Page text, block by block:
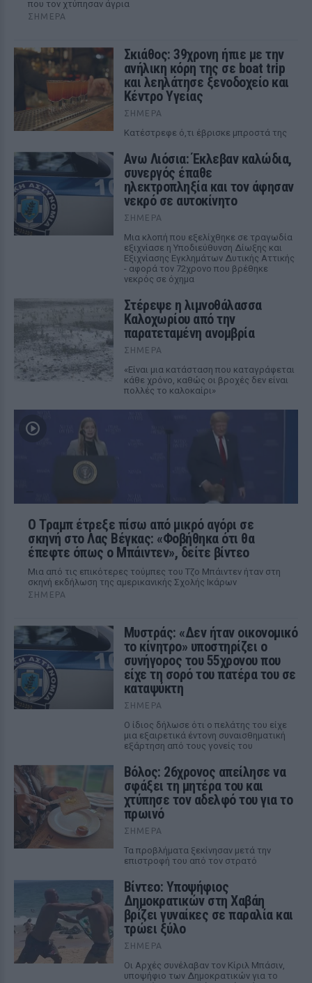
που τον χτύπησαν άγρια
ΣΉΜΕΡΑ
Σκιάθος: 39χρονη ήπιε με την
ανήλικη κόρη της σε boat trip
και λεηλάτησε ξενοδοχείο και
Κέντρο Υγείας
ΣΉΜΕΡΑ
Κατέστρεφε ό,τι έβρισκε μπροστά της
Ανω Λιόσια: Έκλεβαν καλώδια,
συνεργός έπαθε
ηλεκτροπληξία και τον άφησαν
νεκρό σε αυτοκίνητο
ΣΉΜΕΡΑ
Μια κλοπή που εξελίχθηκε σε τραγωδία
εξιχνίασε η Υποδιεύθυνση Δίωξης και
Εξιχνίασης Εγκλημάτων Δυτικής Αττικής
- αφορά τον 72χρονο που βρέθηκε
νεκρός σε όχημα
Στέρεψε η λιμνοθάλασσα
Καλοχωρίου από την
παρατεταμένη ανομβρία
ΣΉΜΕΡΑ
«Είναι μια κατάσταση που καταγράφεται
κάθε χρόνο, καθώς οι βροχές δεν είναι
πολλές το καλοκαίρι»
Ο Τραμπ έτρεξε πίσω από μικρό αγόρι σε
σκηνή στο Λας Βέγκας: «Φοβήθηκα ότι θα
έπεφτε όπως ο Μπάιντεν», δείτε βίντεο
Μια από τις επικότερες τούμπες του Τζο Μπάιντεν ήταν στη
σκηνή εκδήλωση της αμερικανικής Σχολής Ικάρων
ΣΉΜΕΡΑ
Μυστράς: «Δεν ήταν οικονομικό
το κίνητρο» υποστηρίζει ο
συνήγορος του 55χρονου που
είχε τη σορό του πατέρα του σε
καταψύκτη
ΣΉΜΕΡΑ
Ο ίδιος δήλωσε ότι ο πελάτης του είχε
μια εξαιρετικά έντονη συναισθηματική
εξάρτηση από τους γονείς του
Βόλος: 26χρονος απείλησε να
σφάξει τη μητέρα του και
χτύπησε τον αδελφό του για το
πρωινό
ΣΉΜΕΡΑ
Τα προβλήματα ξεκίνησαν μετά την
επιστροφή του από τον στρατό
Βίντεο: Υποψήφιος
Δημοκρατικών στη Χαβάη
βρίζει γυναίκες σε παραλία και
τρώει ξύλο
ΣΉΜΕΡΑ
Οι Αρχές συνέλαβαν τον Κίριλ Μπάσιν,
υποψήφιο των Δημοκρατικών για το